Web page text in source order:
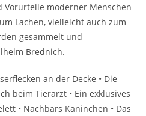
Vorurteile moderner Menschen
Lachen, vielleicht auch zum
gesammelt und
Brednich.
an der Decke • Die
beim Tierarzt • Ein exklusives
• Nachbars Kaninchen • Das